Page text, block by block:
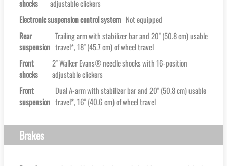
shocks
adjustable clickers
Electronic suspension control system Not equipped
Rear
suspension
Trailing arm with stabilizer bar and 20'' (50.8 cm) usable
travel*, 18'' (45.7 cm) of wheel travel
Front
shocks
2'' Walker Evans® needle shocks with 16-position
adjustable clickers
Front
suspension
Dual A-arm with stabilizer bar and 20'' (50.8 cm) usable
travel*, 16'' (40.6 cm) of wheel travel
Brakes